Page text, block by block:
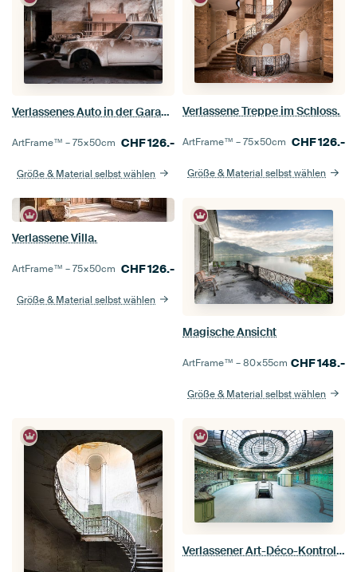
Verlassenes Auto in der Garage.
ArtFrame™ –75×50cm CHF126.-
Größe & Material selbst wählen
Verlassene Treppe im Schloss.
ArtFrame™ –75×50cm CHF126.-
Größe & Material selbst wählen
Verlassene Villa.
ArtFrame™ –75×50cm CHF126.-
Größe & Material selbst wählen
Magische Ansicht
ArtFrame™ –80×55cm CHF148.-
Größe & Material selbst wählen
Verlassener Art-Déco-Kontrollraum.